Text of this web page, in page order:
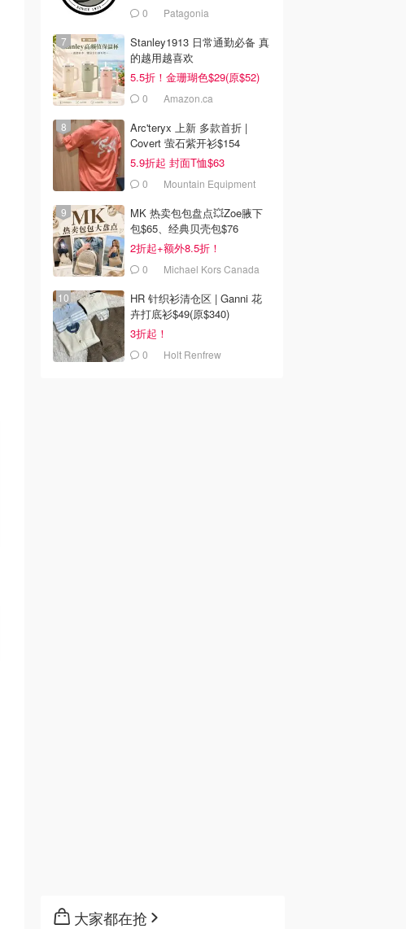
0 Patagonia
Stanley1913 日常通勤必备 真
的越用越喜欢
5.5折！金珊瑚色$29(原$52)
0 Amazon.ca
Arc'teryx 上新 多款首折 |
Covert 萤石紫开衫$154
5.9折起 封面T恤$63
0
Mountain Equipment
MK 热卖包包盘点💥Zoe腋下
包$65、经典贝壳包$76
2折起+额外8.5折！
0 Michael Kors Canada
HR 针织衫清仓区 | Ganni 花
卉打底衫$49(原$340)
3折起！
0 Holt Renfrew
大家都在抢